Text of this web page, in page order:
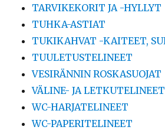
TARVIKEKORIT JA -HYLLYT
TUHKA-ASTIAT
TUKIKAHVAT -KAITEET,
TUULETUSTELINEET
VESIRÄNNIN ROSKASUOJAT
VÄLINE- JA LETKUTELINEET
WC-HARJATELINEET
WC-PAPERITELINEET